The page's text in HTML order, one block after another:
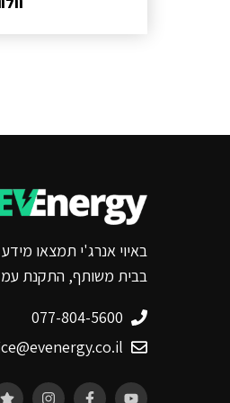
באיוי אנרג'י תמצאו
בבית משותף, התקנת
077-804-5600